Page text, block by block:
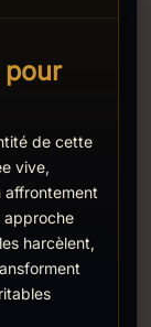
pour
de cette
vive,
affrontement
approche
harcèlent,